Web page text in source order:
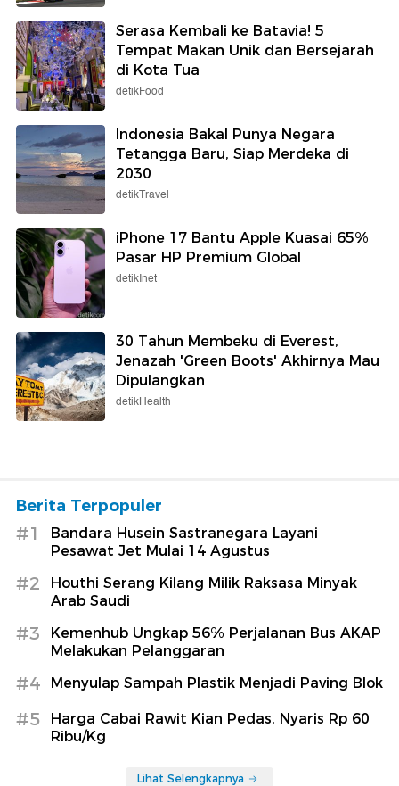
Serasa Kembali ke Batavia! 5
Tempat Makan Unik dan Bersejarah
di Kota Tua
detikFood
Indonesia Bakal Punya Negara
Tetangga Baru, Siap Merdeka di
2030
detikTravel
iPhone 17 Bantu Apple Kuasai 65%
Pasar HP Premium Global
detikInet
30 Tahun Membeku di Everest,
Jenazah 'Green Boots' Akhirnya Mau
Dipulangkan
detikHealth
Berita Terpopuler
#1
Bandara Husein Sastranegara Layani
Pesawat Jet Mulai 14 Agustus
#2
Houthi Serang Kilang Milik Raksasa Minyak
Arab Saudi
#3
Kemenhub Ungkap 56% Perjalanan Bus AKAP
Melakukan Pelanggaran
#4 Menyulap Sampah Plastik Menjadi Paving Blok
#5
Harga Cabai Rawit Kian Pedas, Nyaris Rp 60
Ribu/Kg
Lihat Selengkapnya